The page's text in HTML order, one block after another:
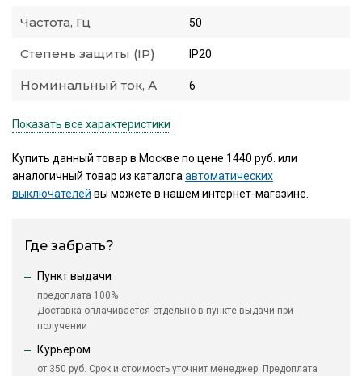
Частота, Гц 50
Степень защиты (IP) IP20
Номинальный ток, А 6
Показать все характеристики
Купить данный товар в Москве по цене 1440 руб. или
аналогичный товар из каталогаавтоматических
выключателей вы можете в нашем интернет-магазине.
Где забрать?
Пункт выдачи
предоплата 100%
Доставка оплачивается отдельно в пункте выдачи при
получении
Курьером
от 350 руб. Срок и стоимость уточнит менеджер. Предоплата